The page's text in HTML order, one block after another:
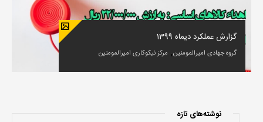
گزارش عملکرد دیماه 1399
گروه جهادی امیرالمومنین, مرکز نیکوکاری امیرالمومنین
نوشته‌های تازه